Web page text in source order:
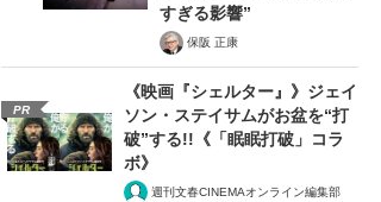
すぎる影響”
保阪 正康
PR
《映画『シェルター』》ジェイ
ソン・ステイサムがお盆を“打
破”する!!《「眠眠打破」コラ
ボ》
週刊文春CINEMAオンライン編集部